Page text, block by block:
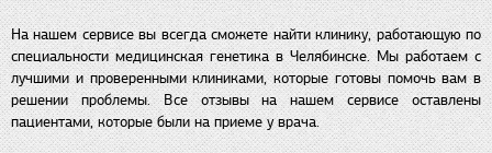
На нашем сервисе вы всегда сможете найти клинику, работающую по
специальности медицинская генетика в Челябинске. Мы работаем с
лучшими и проверенными клиниками, которые готовы помочь вам в
решении проблемы. Все отзывы на нашем сервисе оставлены
пациентами, которые были на приеме у врача.